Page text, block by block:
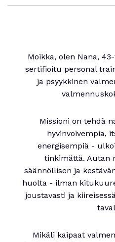
Moikka, olen Nana,
sertifioitu personal
ja psyykkinen
Missioni on tehdä
hyvinvoivempia,
energisempiä -
tinkimättä. Autan
säännöllisen ja
huolta - ilman
joustavasti ja
Mikäli kaipaat